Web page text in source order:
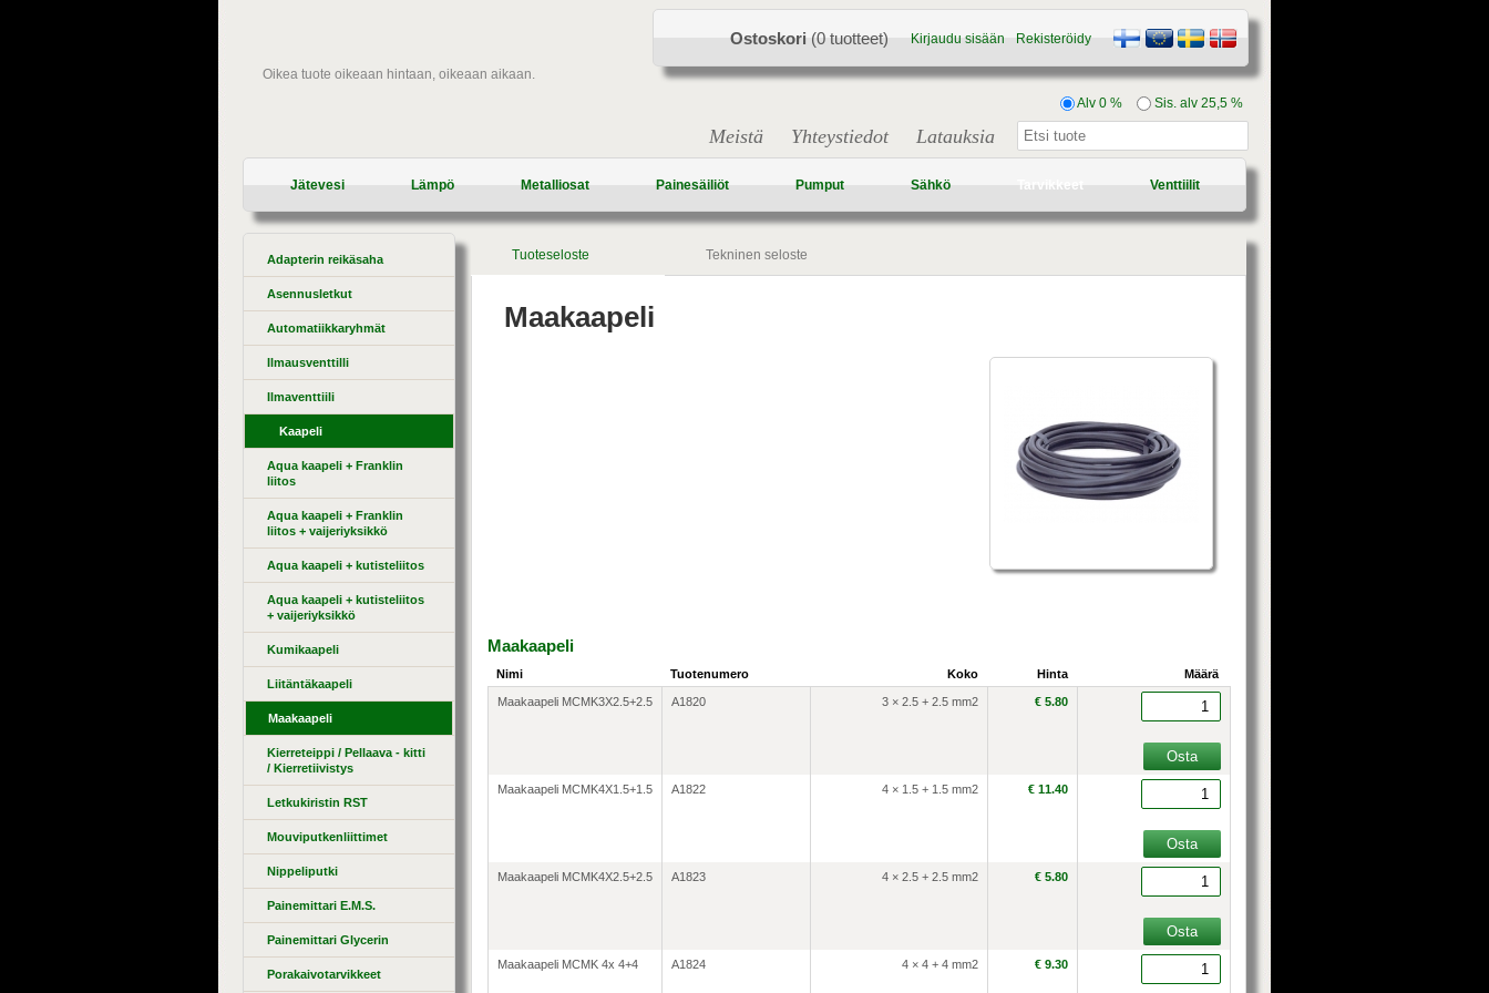
Oikea tuote oikeaan hintaan, oikeaan aikaan.
Ostoskori (0 tuotteet) Kirjaudu sisään Rekisteröidy
Alv 0 % Sis. alv 25,5 %
Meistä Yhteystiedot Latauksia
Jätevesi Lämpö Metalliosat Painesäiliöt Pumput Sähkö Tarvikkeet Venttiilit
Adapterin reikäsaha
Asennusletkut
Automatiikkaryhmät
Ilmausventtilli
Ilmaventtiili
Kaapeli
Aqua kaapeli + Franklin
liitos
Aqua kaapeli + Franklin
liitos + vaijeriyksikkö
Aqua kaapeli + kutisteliitos
Aqua kaapeli + kutisteliitos
+ vaijeriyksikkö
Kumikaapeli
Liitäntäkaapeli
Maakaapeli
Kierreteippi / Pellaava - kitti
/ Kierretiivistys
Letkukiristin RST
Mouviputkenliittimet
Nippeliputki
Painemittari E.M.S.
Painemittari Glycerin
Porakaivotarvikkeet
Tuoteseloste Tekninen seloste
Maakaapeli
Maakaapeli
Nimi Tuotenumero Koko Hinta Määrä
Maakaapeli MCMK3X2.5+2.5 A1820 3 × 2.5 + 2.5 mm2 € 5.80
Maakaapeli MCMK4X1.5+1.5 A1822 4 × 1.5 + 1.5 mm2 € 11.40
Maakaapeli MCMK4X2.5+2.5 A1823 4 × 2.5 + 2.5 mm2 € 5.80
Maakaapeli MCMK 4x 4+4 A1824 4 × 4 + 4 mm2 € 9.30